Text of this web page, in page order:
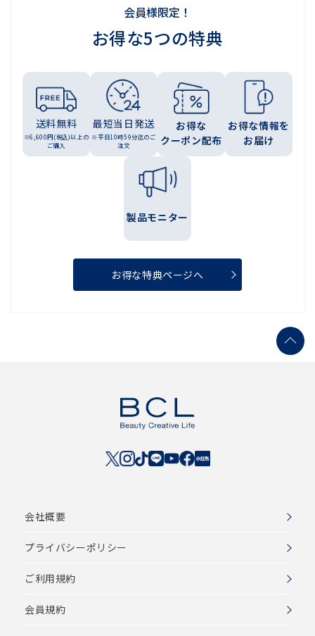
会員様限定！
お得な5つの特典
送料無料
※6,600円(税込)以上の
ご購入
最短当日発送
※平日10時59分迄のご
注文
お得な
クーポン配布
お得な情報を
お届け
製品モニター
お得な特典ページへ
会社概要
プライバシーポリシー
ご利用規約
会員規約